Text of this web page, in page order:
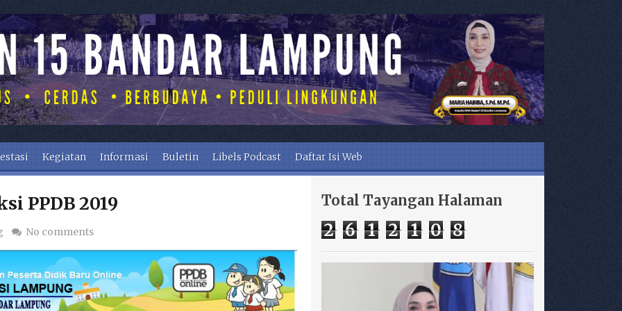
Kegiatan Informasi Buletin Libels Podcast Daftar Isi Web
PPDB 2019
No comments
Total Tayangan Halaman
2 6 1 2 1 0 8